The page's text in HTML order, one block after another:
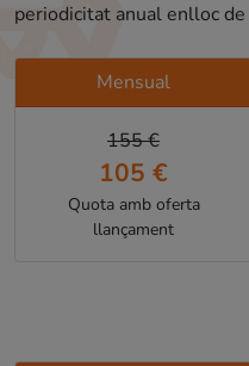
periodicitat anual enlloc
Mensual
155 €
105 €
Quota amb oferta
llançament